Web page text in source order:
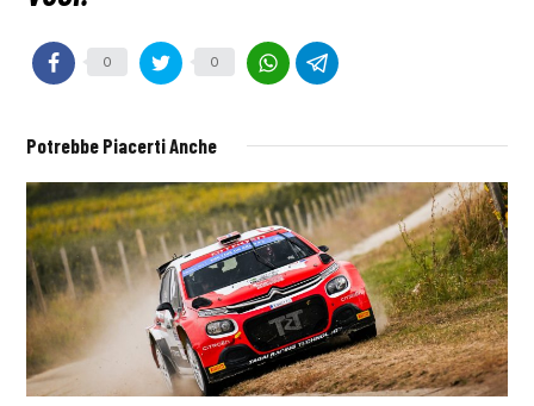
0 0
Potrebbe Piacerti Anche